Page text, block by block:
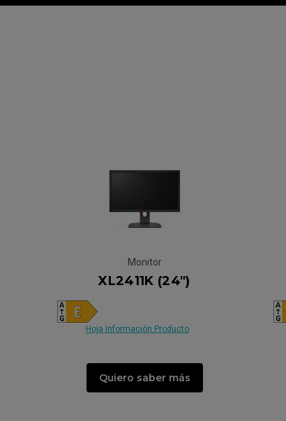
Monitor
XL2411K (24")
Hoja Información Producto
Quiero saber más